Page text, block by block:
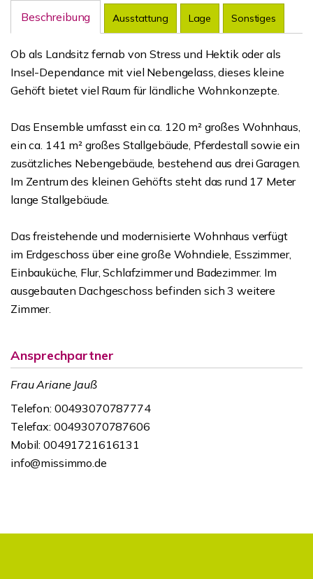
Beschreibung Ausstattung Lage Sonstiges
Ob als Landsitz fernab von Stress und Hektik oder als
Insel-Dependance mit viel Nebengelass, dieses kleine
Gehöft bietet viel Raum für ländliche Wohnkonzepte.
Das Ensemble umfasst ein ca. 120 m² großes Wohnhaus,
ein ca. 141 m² großes Stallgebäude, Pferdestall sowie ein
zusätzliches Nebengebäude, bestehend aus drei Garagen.
Im Zentrum des kleinen Gehöfts steht das rund 17 Meter
lange Stallgebäude.
Das freistehende und modernisierte Wohnhaus verfügt
im Erdgeschoss über eine große Wohndiele, Esszimmer,
Einbauküche, Flur, Schlafzimmer und Badezimmer. Im
ausgebauten Dachgeschoss befinden sich 3 weitere
Zimmer.
Ansprechpartner
Frau Ariane Jauß
Telefon: 00493070787774
Telefax: 00493070787606
Mobil: 00491721616131
info@missimmo.de